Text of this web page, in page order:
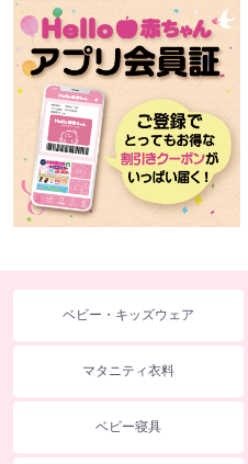
ベビー・キッズウェア
マタニティ衣料
ベビー寝具